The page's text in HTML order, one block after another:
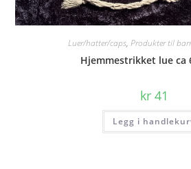
Luer/hatter/caps, Produkter til
Hjemmestrikket lue ca
kr41
Legg i